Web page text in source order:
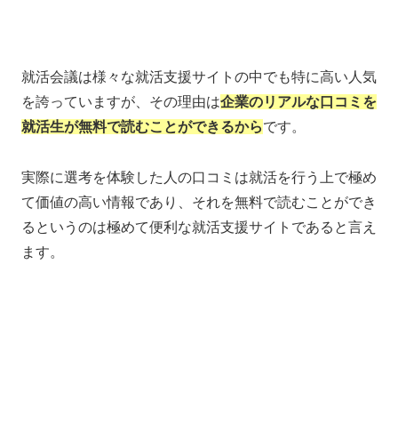
就活会議は様々な就活支援サイトの中でも特に高い人気
を誇っていますが、その理由は企業のリアルな口コミを
就活生が無料で読むことができるからです。
実際に選考を体験した人の口コミは就活を行う上で極め
て価値の高い情報であり、それを無料で読むことができ
るというのは極めて便利な就活支援サイトであると言え
ます。